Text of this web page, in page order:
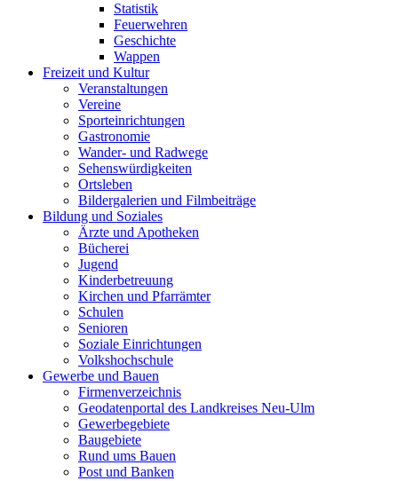
Statistik
Feuerwehren
Geschichte
Wappen
Freizeit und Kultur
Veranstaltungen
Vereine
Sporteinrichtungen
Gastronomie
Wander- und Radwege
Sehenswürdigkeiten
Ortsleben
Bildergalerien und Filmbeiträge
Bildung und Soziales
Ärzte und Apotheken
Bücherei
Jugend
Kinderbetreuung
Kirchen und Pfarrämter
Schulen
Senioren
Soziale Einrichtungen
Volkshochschule
Gewerbe und Bauen
Firmenverzeichnis
Geodatenportal des Landkreises Neu-Ulm
Gewerbegebiete
Baugebiete
Rund ums Bauen
Post und Banken